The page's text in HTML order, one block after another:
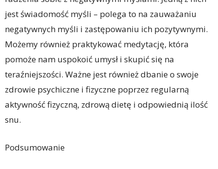
jest świadomość myśli – polega to na zauważaniu
negatywnych myśli i zastępowaniu ich pozytywnymi.
Możemy również praktykować medytację, która
pomoże nam uspokoić umysł i skupić się na
teraźniejszości. Ważne jest również dbanie o swoje
zdrowie psychiczne i fizyczne poprzez regularną
aktywność fizyczną, zdrową dietę i odpowiednią ilość
snu.
Podsumowanie